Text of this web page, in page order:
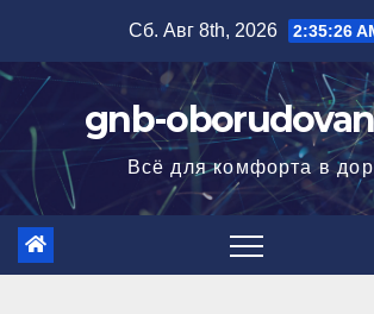
содержимому
Сб. Авг 8th, 2026 2:35:28
gnb-
Всё для комфорта в